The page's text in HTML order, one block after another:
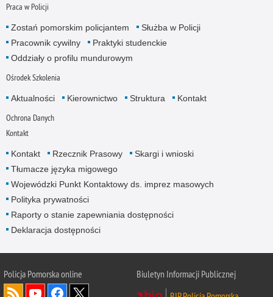
Praca w Policji
Zostań pomorskim policjantem
Służba w Policji
Pracownik cywilny
Praktyki studenckie
Oddziały o profilu mundurowym
Ośrodek Szkolenia
Aktualności Kierownictwo Struktura Kontakt
Ochrona Danych
Kontakt
Kontakt Rzecznik Prasowy
Skargi i wnioski
Tłumacze języka migowego
Wojewódzki Punkt Kontaktowy ds. imprez masowych
Polityka prywatności
Raporty o stanie zapewniania dostępności
Deklaracja dostępności
Policja Pomorska online
Biuletyn Informacji Publicznej